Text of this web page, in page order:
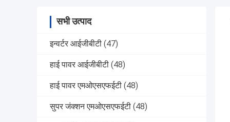
सभी उत्पाद
इन्वर्टर आईजीबीटी (47)
हाई पावर आईजीबीटी (48)
हाई पावर एमओएसएफईटी (48)
सुपर जंक्शन एमओएसएफईटी (48)